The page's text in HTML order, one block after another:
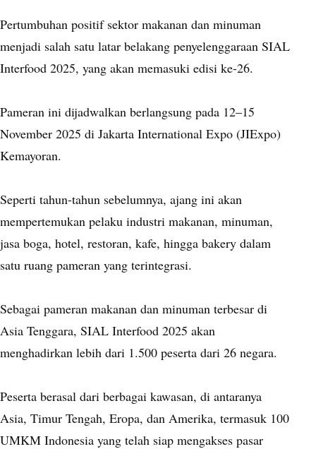
Pertumbuhan positif sektor makanan dan minuman
menjadi salah satu latar belakang penyelenggaraan SIAL
Interfood 2025, yang akan memasuki edisi ke-26.
Pameran ini dijadwalkan berlangsung pada 12–15
November 2025 di Jakarta International Expo (JIExpo)
Kemayoran.
Seperti tahun-tahun sebelumnya, ajang ini akan
mempertemukan pelaku industri makanan, minuman,
jasa boga, hotel, restoran, kafe, hingga bakery dalam
satu ruang pameran yang terintegrasi.
Sebagai pameran makanan dan minuman terbesar di
Asia Tenggara, SIAL Interfood 2025 akan
menghadirkan lebih dari 1.500 peserta dari 26 negara.
Peserta berasal dari berbagai kawasan, di antaranya
Asia, Timur Tengah, Eropa, dan Amerika, termasuk 100
UMKM Indonesia yang telah siap mengakses pasar